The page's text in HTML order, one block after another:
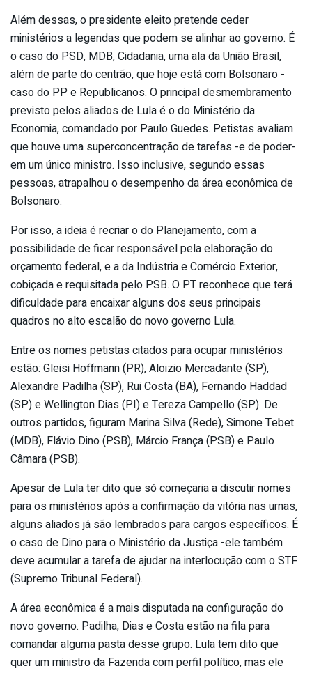
Além dessas, o presidente eleito pretende ceder
ministérios a legendas que podem se alinhar ao governo. É
o caso do PSD, MDB, Cidadania, uma ala da União Brasil,
além de parte do centrão, que hoje está com Bolsonaro -
caso do PP e Republicanos. O principal desmembramento
previsto pelos aliados de Lula é o do Ministério da
Economia, comandado por Paulo Guedes. Petistas avaliam
que houve uma superconcentração de tarefas -e de poder-
em um único ministro. Isso inclusive, segundo essas
pessoas, atrapalhou o desempenho da área econômica de
Bolsonaro.
Por isso, a ideia é recriar o do Planejamento, com a
possibilidade de ficar responsável pela elaboração do
orçamento federal, e a da Indústria e Comércio Exterior,
cobiçada e requisitada pelo PSB. O PT reconhece que terá
dificuldade para encaixar alguns dos seus principais
quadros no alto escalão do novo governo Lula.
Entre os nomes petistas citados para ocupar ministérios
estão: Gleisi Hoffmann (PR), Aloizio Mercadante (SP),
Alexandre Padilha (SP), Rui Costa (BA), Fernando Haddad
(SP) e Wellington Dias (PI) e Tereza Campello (SP). De
outros partidos, figuram Marina Silva (Rede), Simone Tebet
(MDB), Flávio Dino (PSB), Márcio França (PSB) e Paulo
Câmara (PSB).
Apesar de Lula ter dito que só começaria a discutir nomes
para os ministérios após a confirmação da vitória nas urnas,
alguns aliados já são lembrados para cargos específicos. É
o caso de Dino para o Ministério da Justiça -ele também
deve acumular a tarefa de ajudar na interlocução com o STF
(Supremo Tribunal Federal).
A área econômica é a mais disputada na configuração do
novo governo. Padilha, Dias e Costa estão na fila para
comandar alguma pasta desse grupo. Lula tem dito que
quer um ministro da Fazenda com perfil político, mas ele